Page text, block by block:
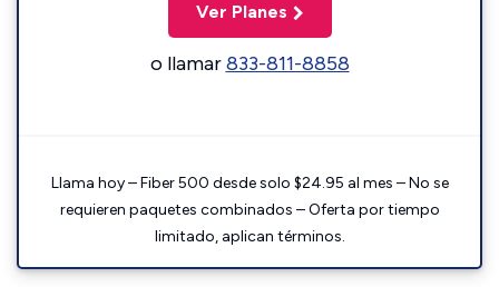
Ver Planes
o llamar833-811-8858
Llama hoy – Fiber 500 desde solo $24.95 al mes – No se
requieren paquetes combinados – Oferta por tiempo
limitado, aplican términos.